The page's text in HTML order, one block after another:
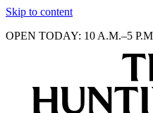
Skip to content
OPEN TODAY: 10 A.M.–5